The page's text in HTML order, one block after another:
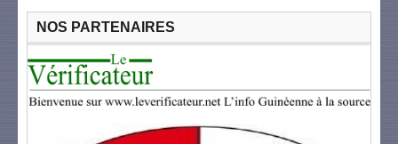
NOS PARTENAIRES